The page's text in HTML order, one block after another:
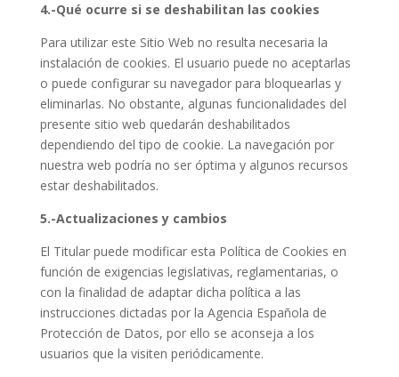
4.-Qué ocurre si se deshabilitan las cookies
Para utilizar este Sitio Web no resulta necesaria la
instalación de cookies. El usuario puede no aceptarlas
o puede configurar su navegador para bloquearlas y
eliminarlas. No obstante, algunas funcionalidades del
presente sitio web quedarán deshabilitados
dependiendo del tipo de cookie. La navegación por
nuestra web podría no ser óptima y algunos recursos
estar deshabilitados.
5.-Actualizaciones y cambios
El Titular puede modificar esta Política de Cookies en
función de exigencias legislativas, reglamentarias, o
con la finalidad de adaptar dicha política a las
instrucciones dictadas por la Agencia Española de
Protección de Datos, por ello se aconseja a los
usuarios que la visiten periódicamente.